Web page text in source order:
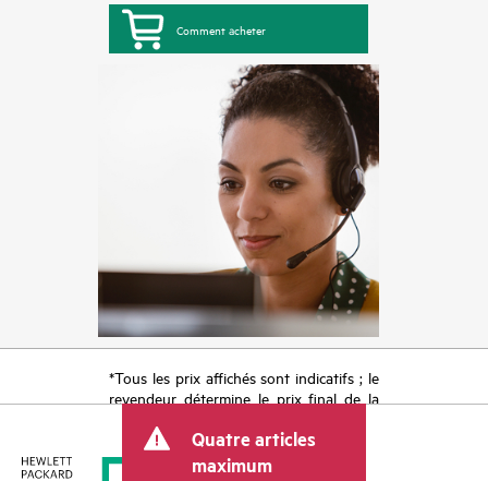
Comment acheter
*Tous les prix affichés sont indicatifs ; le
revendeur détermine le prix final de la
tels que la TVA ou les taxes sur la vente
et les frais d’expédition. Le prix de la
Quatre articles
maximum